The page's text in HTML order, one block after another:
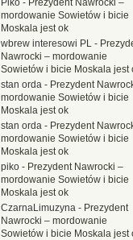
Piko - Prezydent Nawrocki –
mordowanie Sowietów i bicie
Moskala jest ok
wbrew interesowi PL -
Nawrocki – mordowanie
Sowietów i bicie Moskala jest
stan orda - Prezydent
mordowanie Sowietów i bicie
Moskala jest ok
stan orda - Prezydent
mordowanie Sowietów i bicie
Moskala jest ok
piko - Prezydent Nawrocki –
mordowanie Sowietów i bicie
Moskala jest ok
CzarnaLimuzyna - Prezydent
Nawrocki – mordowanie
Sowietów i bicie Moskala jest